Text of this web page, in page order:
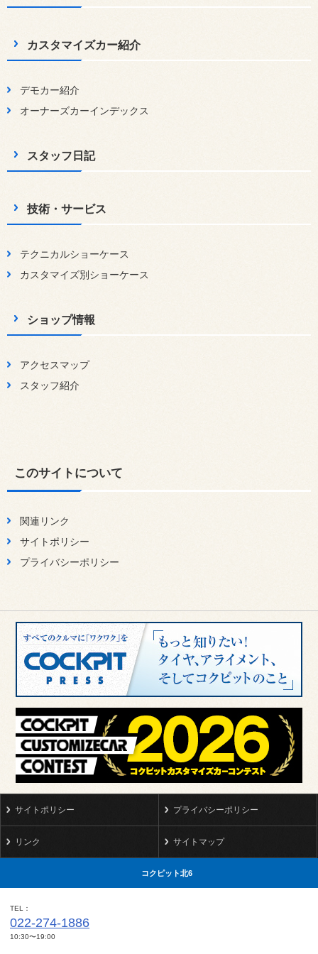
カスタマイズカー紹介
デモカー紹介
オーナーズカーインデックス
スタッフ日記
技術・サービス
テクニカルショーケース
カスタマイズ別ショーケース
ショップ情報
アクセスマップ
スタッフ紹介
このサイトについて
関連リンク
サイトポリシー
プライバシーポリシー
サイトポリシー プライバシーポリシー
リンク サイトマップ
コクピット北6
TEL
022-274-1886
10:30〜19:00